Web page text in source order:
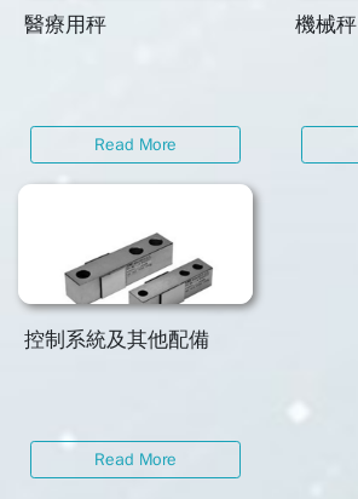
醫療用秤
Read More
機械秤
控制系統及其他配備
Read More